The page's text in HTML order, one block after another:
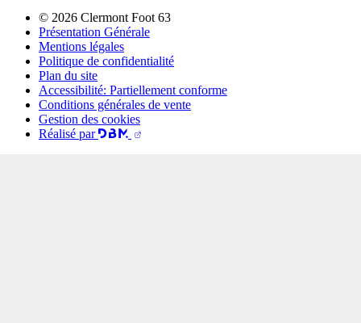
© 2026 Clermont Foot 63
Présentation Générale
Mentions légales
Politique de confidentialité
Plan du site
Accessibilité: Partiellement conforme
Conditions générales de vente
Gestion des cookies
Réalisé par